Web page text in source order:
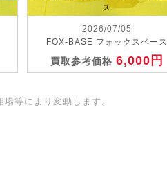
ス
2026/07/05
FOX-BASE フォックスベース
買取参考価格 6,000円
等により変動します。